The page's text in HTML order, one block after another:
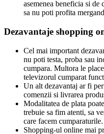
asemenea beneficia si de
sa nu poti profita
Dezavantaje shopping
Cel mai important
nu poti testa, proba sau
cumpara. Multora le
televizorul cumparat
Un alt dezavantaj ar fi
comenzii si livrarea
Modalitatea de plata
trebuie sa fim atenti, sa
care facem cumparaturile.
Shopping-ul online mai